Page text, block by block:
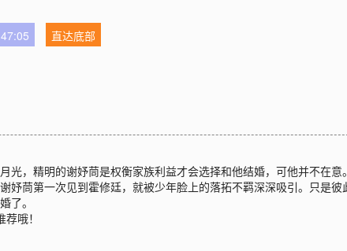
直达底部
，精明的谢妤茼是权衡家族利益才会选择和他结婚，可他并不在
茼第一次见到霍修廷，就被少年脸上的落拓不羁深深吸引。只是彼
了。
哦！